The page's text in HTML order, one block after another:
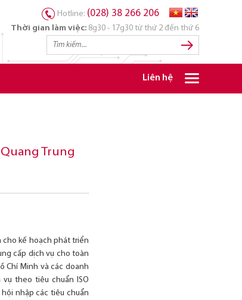
Hotline: (028) 38 266 206
Thời gian làm việc: 8g30 - 17g30 từ thứ 2 đến thứ 6
Liên hệ
Trung
cho kế hoạch phát triển
cấp dịch vụ cho toàn
Chí Minh và các doanh
theo tiêu chuẩn ISO
nhập các tiêu chuẩn